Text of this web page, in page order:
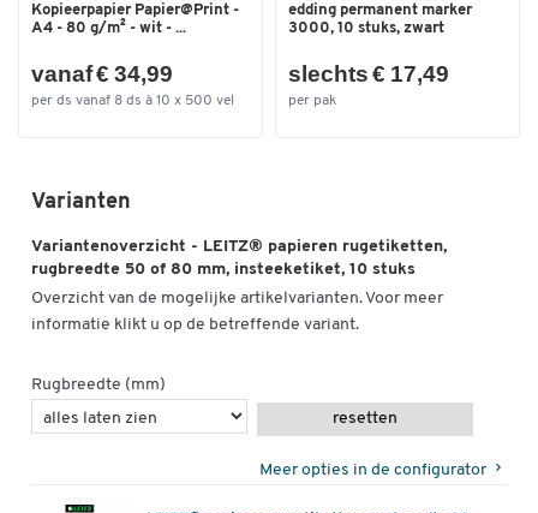
Kopieerpapier Papier@Print -
A4 - 80 g/m² - wit - ...
vanaf € 34,99
per ds vanaf 8 ds à 10 x 500 vel
edding permanent marker
3000, 10 stuks, zwart
slechts € 17,49
per pak
Varianten
Variantenoverzicht - LEITZ® papieren rugetiketten,
rugbreedte 50 of 80 mm, insteeketiket, 10 stuks
Overzicht van de mogelijke artikelvarianten. Voor meer
informatie klikt u op de betreffende variant.
Rugbreedte (mm)
resetten
Meer opties in de configurator